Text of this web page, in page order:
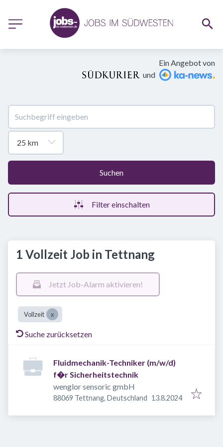
Ein Angebot von
und
Suchen
Filter einschalten
1 Vollzeit Job in Tettnang
Jetzt Job-Alarm aktivieren!
Vollzeit
Suche zurücksetzen
Fluidmechanik-Techniker (m/w/d)
f�r Sicherheitstechnik
wenglor sensoric gmbH
88069 Tettnang, Deutschland Veröffentlicht:
13.8.2024